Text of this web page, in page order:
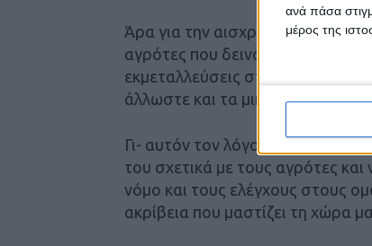
ανά πάσα
μέρος της
Άρα για την αισχροκέρδεια και
αγρότες που δεινοπαθούν,
εκμεταλλεύσεις στην Ελλάδα, τα
άλλωστε και τα μικρά
Γι- αυτόν τον λόγο,
του σχετικά με τους αγρότες
νόμο και τους ελέγχους στους
ακρίβεια που μαστίζει τη χώρα